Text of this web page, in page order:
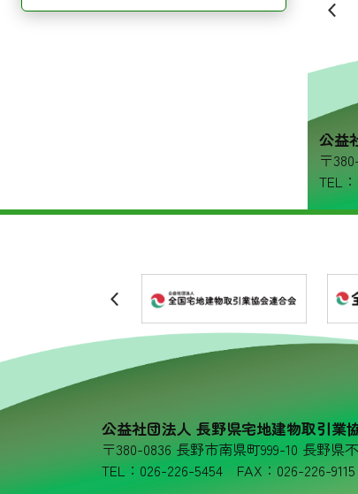
公益
〒
TEL
公益社団法人 長野県宅地建物取引業
〒380-0836 長野市南県町999-10 長野県
TEL：026-226-5454 FAX：026-226-9115